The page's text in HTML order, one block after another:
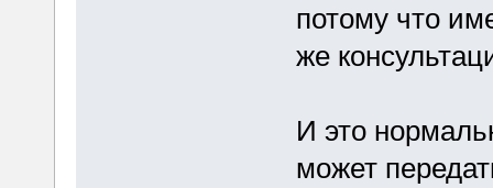
потому что
же
И это
может